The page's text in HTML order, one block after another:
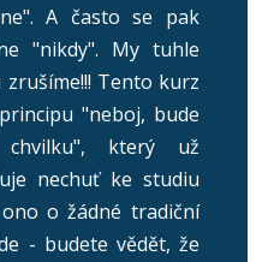
A často se pak
"nikdy". My tuhle
Tento kurz
"neboj, bude
který už
nechuť ke studiu
o žádné tradiční
- budete vědět, že